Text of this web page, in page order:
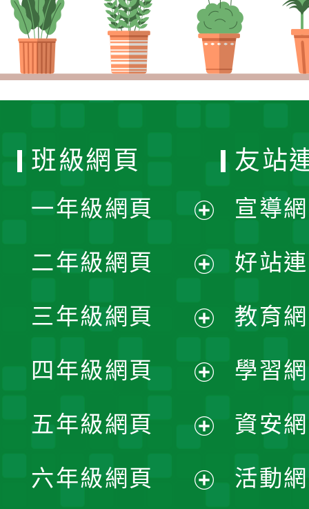
班級網頁
一年級網頁
開
選
單
二年級網頁
開
選
單
三年級網頁
開
選
單
四年級網頁
開
選
五年級網頁
開
六年級網頁
友站
宣導
好站
教育
學習
資安
活動